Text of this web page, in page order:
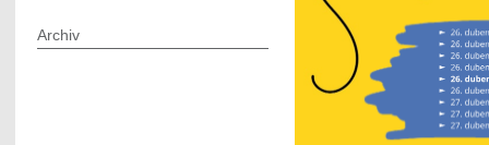
Archiv